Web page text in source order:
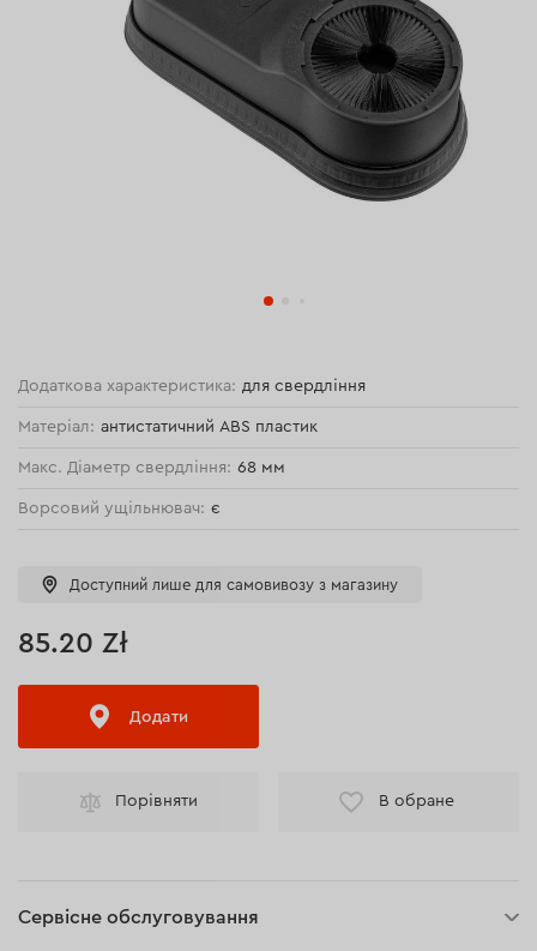
Додаткова характеристика: для свердління
Матеріал: антистатичний ABS пластик
Макс. Діаметр свердління: 68 мм
Ворсовий ущільнювач: є
Доступний лише для самовивозу з магазину
85.20 Zł
Додати
Порівняти В обране
Сервісне обслуговування